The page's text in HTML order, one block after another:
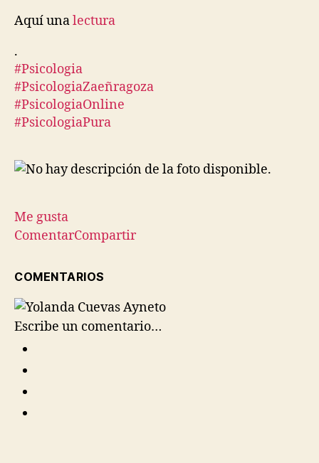
Aquí unalectura
.
#Psicologia
#PsicologiaZaeñragoza
#PsicologiaOnline
#PsicologiaPura
Me gusta
ComentarCompartir
COMENTARIOS
Escribe un comentario…